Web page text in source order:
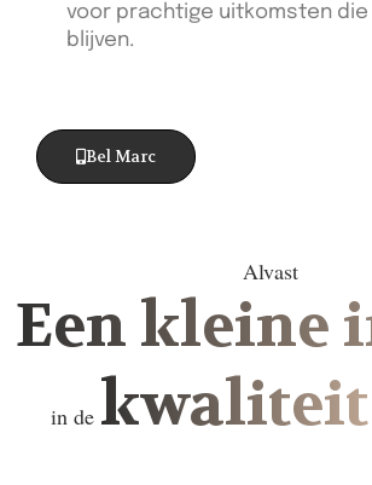
voor prachtige uitkomsten die
blijven.
Bel Marc
Alvast
Een kleine
in de kwaliteit